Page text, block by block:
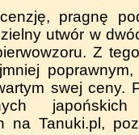
pragnę
utwór w
Z
swej ceny.
na Tanuki.pl,